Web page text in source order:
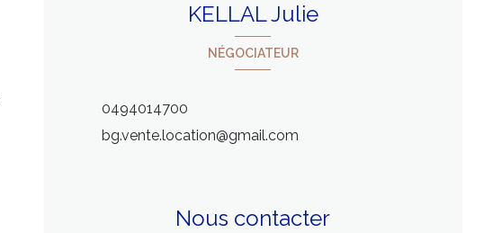
NÉGOCIATEUR
KELLAL Julie
0494014700
bg.vente.location@gmail.com
Nous contacter